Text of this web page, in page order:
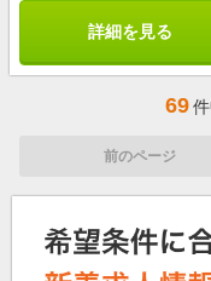
詳細を見る
69
前のページ